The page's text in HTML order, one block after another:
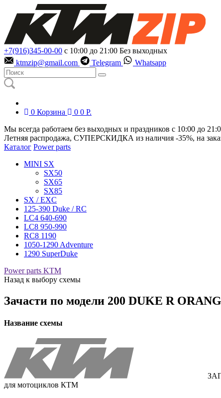
+7(916)345-00-00 с 10:00 до 21:00 Без выходных
ktmzip@gmail.com
Telegram Whatsapp
0 Корзина 0 0 Р.
Мы всегда работаем без выходных и праздников с 10:00 до
Летняя распродажа, СУПЕРСКИДКА из наличия -35%, на
Каталог Power parts
MINI SX
SX50
SX65
SX85
SX / EXC
125-390 Duke / RC
LC4 640-690
LC8 950-990
RC8 1190
1050-1290 Adventure
1290 SuperDuke
Power parts KTM
Назад к выбору схемы
Зачасти по модели 200 DUKE R
Название схемы
для мотоциклов КТМ